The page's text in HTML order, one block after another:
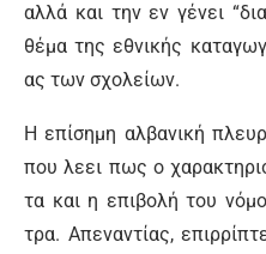
αλ­λά και την εν γέ­νει
θέ­μα της ε­θνι­κής
ας των σχο­λεί­ων.
Η ε­πί­ση­μη αλ­βα­νι­κή
που λε­ει πως ο
τα και η ε­πι­βο­λή του
τρα. Α­πε­να­ντί­ας,